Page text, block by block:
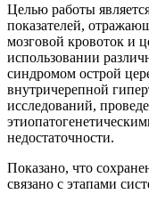
Целью работы
показателей,
мозговой кровоток и
использовании
синдромом острой
внутричерепной
исследований,
недостаточности.
Показано, что
связано с этапами